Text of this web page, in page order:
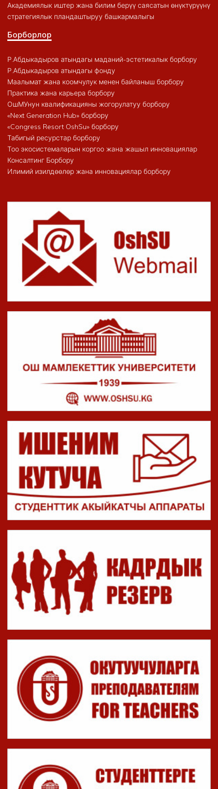
Академиялык иштер жана билим берүү саясатын өнүктүрүүнү
стратегиялык пландаштыруу башкармалыгы
Борборлор
Р.Абдыкадыров атындагы маданий-эстетикалык борбору
Р.Абдыкадыров атындагы фонду
Маалымат жана коомчулук менен байланыш борбору
Практика жана карьера борбору
ОшМУнун квалификацияны жогорулатуу борбору
«Next Generation Hub» борбору
«Congress Resort OshSu» борбору
Табигый ресурстар борбору
Тоо экосистемаларын коргоо жана жашыл инновациялар
Консалтинг Борбору
Илимий изилдөөлөр жана инновациялар борбору